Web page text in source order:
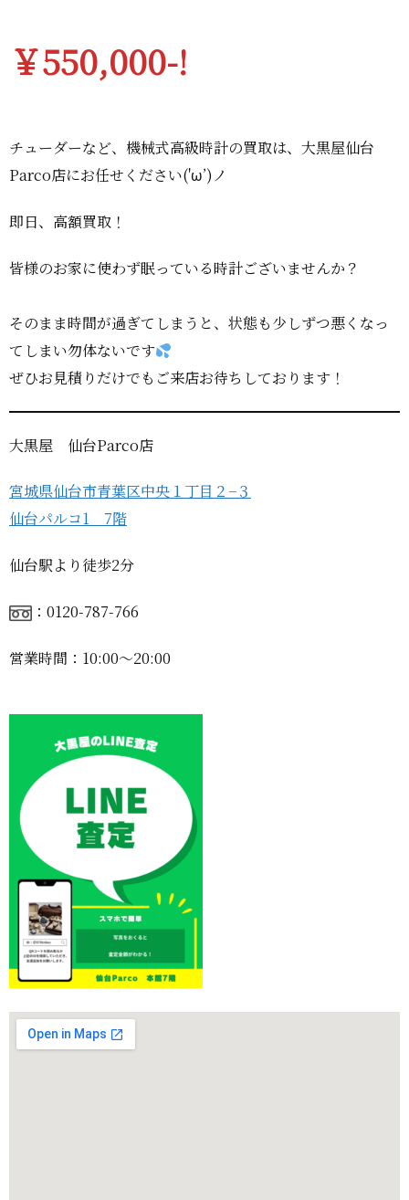
￥550,000-!
チューダーなど、機械式高級時計の買取は、大黒屋仙台
Parco店にお任せください('ω’)ノ
即日、高額買取！
皆様のお家に使わず眠っている時計ございませんか？
そのまま時間が過ぎてしまうと、状態も少しずつ悪くなっ
てしまい勿体ないです
ぜひお見積りだけでもご来店お待ちしております！
大黒屋 仙台Parco店
宮城県仙台市青葉区中央１丁目２−３
仙台パルコ1 7階
仙台駅より徒歩2分
：0120-787-766
営業時間：10:00〜20:00